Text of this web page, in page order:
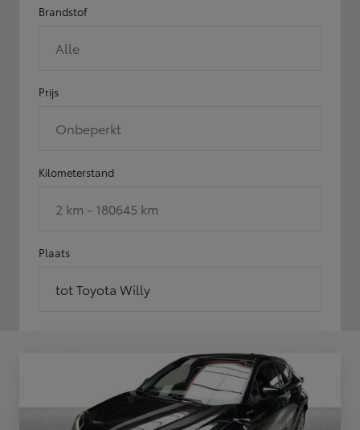
Brandstof
Alle
Prijs
Onbeperkt
Kilometerstand
2 km - 180645 km
Plaats
tot Toyota Willy